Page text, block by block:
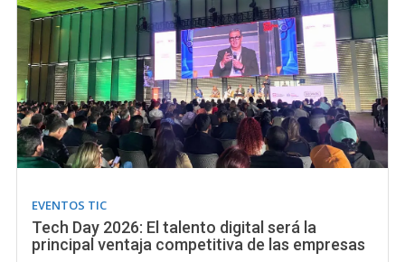
EVENTOS TIC
Tech Day 2026: El talento digital será la
principal ventaja competitiva de las empresas